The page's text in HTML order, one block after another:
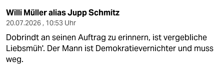
Willi Müller alias Jupp Schmitz
20.07.2026 , 10:53 Uhr
Dobrindt an seinen Auftrag zu erinnern, ist vergebliche
Liebsmüh'. Der Mann ist Demokratievernichter und muss
weg.